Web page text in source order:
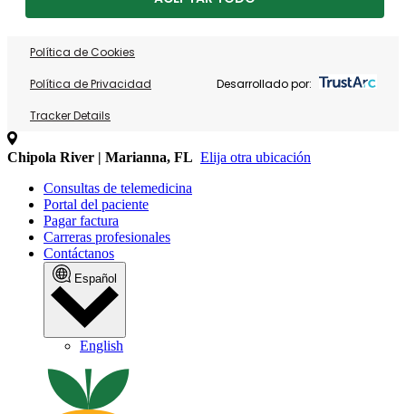
Política de Cookies
Política de Privacidad
Tracker Details
Desarrollado por:
Chipola River | Marianna, FL Elija otra ubicación
Consultas de telemedicina
Portal del paciente
Pagar factura
Carreras profesionales
Contáctanos
Español
English